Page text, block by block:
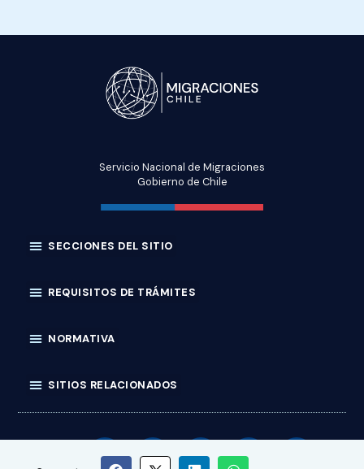
Servicio Nacional de Migraciones
Gobierno de Chile